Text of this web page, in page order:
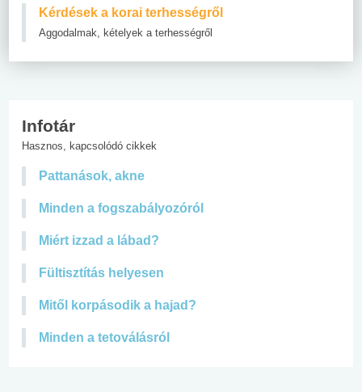
Kérdések a korai terhességről
Aggodalmak, kételyek a terhességről
Infotár
Hasznos, kapcsolódó cikkek
Pattanások, akne
Minden a fogszabályozóról
Miért izzad a lábad?
Fültisztítás helyesen
Mitől korpásodik a hajad?
Minden a tetoválásról